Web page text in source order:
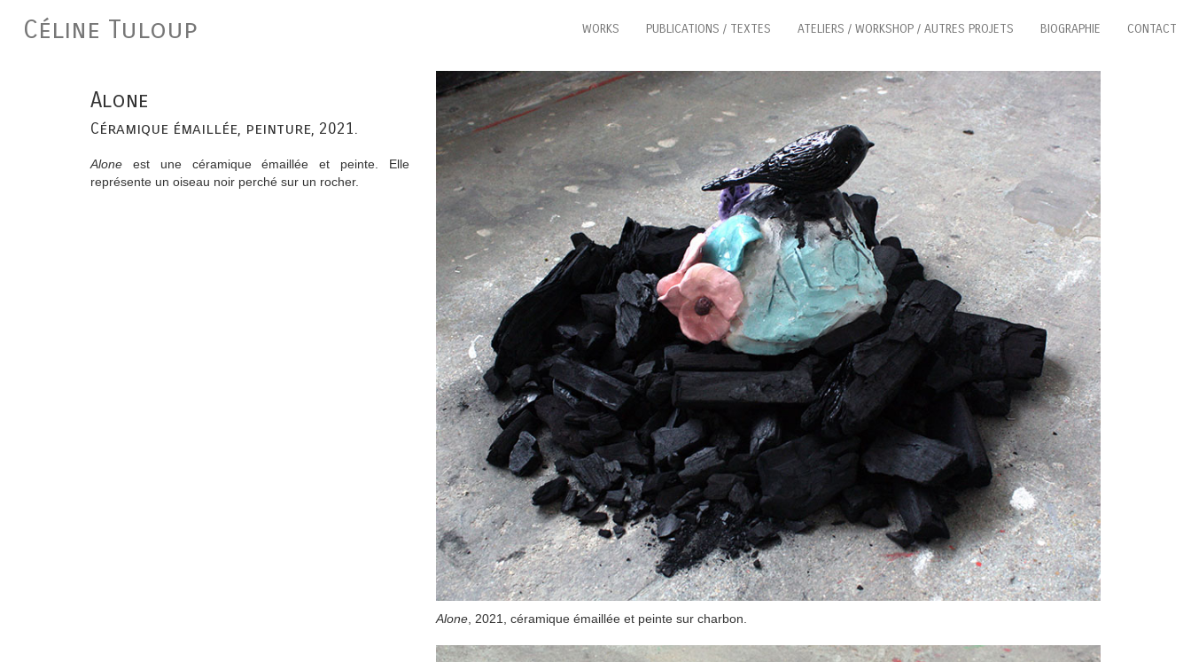
Céline Tuloup WORKS PUBLICATIONS / TEXTES ATELIERS / WORKSHOP / AUTRES PROJETS BIOGRAPHIE CONTACT
Alone
Céramique émaillée, peinture, 2021.
Alone est une céramique émaillée et peinte. Elle
représente un oiseau noir perché sur un rocher.
Alone , 2021, céramique émaillée et peinte sur charbon.